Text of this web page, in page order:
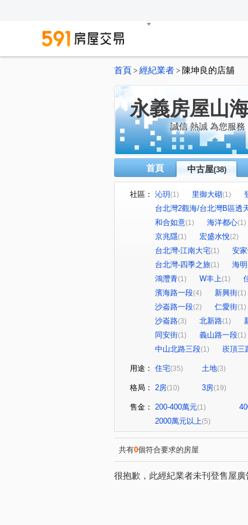
首頁 > 經紀業者 > 陳坤良的店舖
永義房屋山
誠信 熱誠 為您服務
首頁 中古屋(38)
社區： 沁玥(1) 里御大砌(1)
台北灣2觀海/台北灣B區透
和合如意(1) 海洋都心(1)
京兆隱(1) 宏盛水悅(2)
台北灣-江南大宅(1) 安
台北灣-四季之旅(1) 海
鴻灃青(1) W丰上(1)
濱海路一段(4) 新興街(1)
沙崙路一段(2) 仁愛街(1)
沙崙路(3) 北新路(1)
同安街(1) 義山路一段(1)
中山北路三段(1) 崁頂三
用途： 住宅(35) 土地(3)
格局： 2房(10) 3房(19)
售金： 200-400萬元(1)
2000萬元以上(5)
共有0個符合要求的房屋
很抱歉，此經紀業者未刊登售屋廣